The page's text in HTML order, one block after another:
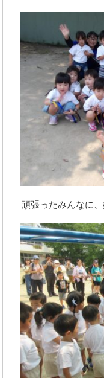
頑張ったみんなに、